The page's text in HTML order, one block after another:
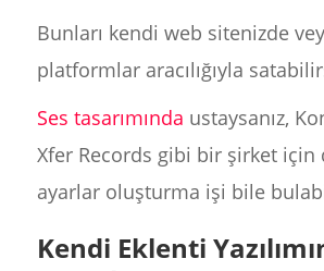
Bunları kendi web sitenizde
platformlar aracılığıyla
Ses tasarımında ustaysanız,
Xfer Records gibi bir şirket için
ayarlar oluşturma işi bile
Kendi Eklenti